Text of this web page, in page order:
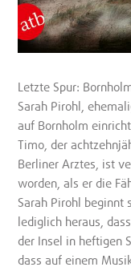
Letzte Spur:
Sarah Pirohl,
auf Bornholm
Timo, der
Berliner Arztes, ist
worden, als er die
Sarah Pirohl beginnt
lediglich heraus,
der Insel in heftigen
dass auf einem